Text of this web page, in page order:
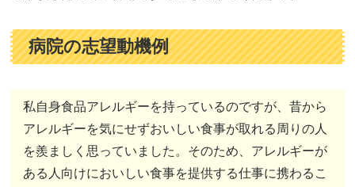
病院の志望動機例
私自身食品アレルギーを持っているのですが、昔から
アレルギーを気にせずおいしい食事が取れる周りの人
を羨ましく思っていました。そのため、アレルギーが
ある人向けにおいしい食事を提供する仕事に携わるこ